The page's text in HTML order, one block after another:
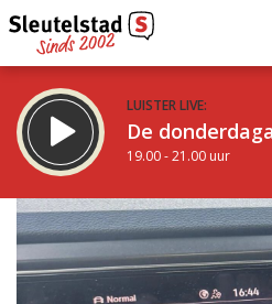
LUISTER LIVE:
De
19.00 - 21.00 uur
STRAKS:
De avond van Sleutelstad
21.00 - 0.00 uur
Vorig uur
uur 1